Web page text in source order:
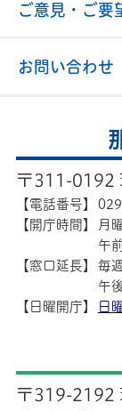
ご意見・ご要
お問い合わせ
〒311-0192
【電話番号】
【開庁時間】
月
午
【窓口延長】
毎
午
【日曜開庁】
日
〒319-2192